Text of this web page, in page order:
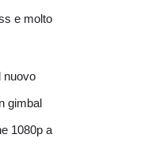
e molto
nuovo
gimbal
1080p a